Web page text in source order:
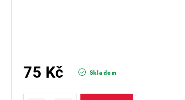
Skladem
75 Kč